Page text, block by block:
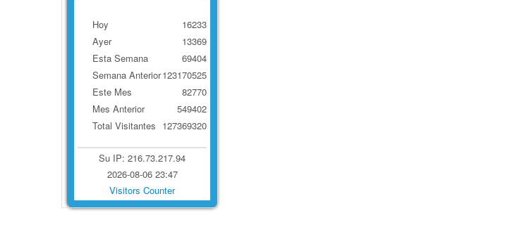
Hoy
Ayer
Esta Semana
Semana Anterior
Este Mes
Mes Anterior
Total Visitantes
16233
13369
69404
123170525
82770
549402
127369320
Su IP: 216.73.217.94
2026-08-06 23:47
Visitors Counter